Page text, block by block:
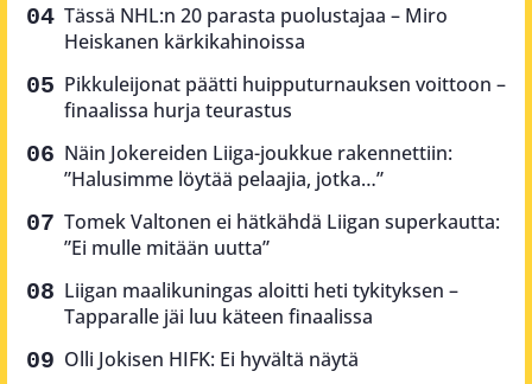
Tässä NHL:n 20 parasta puolustajaa – Miro
Heiskanen kärkikahinoissa
Pikkuleijonat päätti huipputurnauksen voittoon –
finaalissa hurja teurastus
Näin Jokereiden Liiga-joukkue rakennettiin:
”Halusimme löytää pelaajia, jotka…”
Tomek Valtonen ei hätkähdä Liigan superkautta:
”Ei mulle mitään uutta”
Liigan maalikuningas aloitti heti tykityksen –
Tapparalle jäi luu käteen finaalissa
Olli Jokisen HIFK: Ei hyvältä näytä